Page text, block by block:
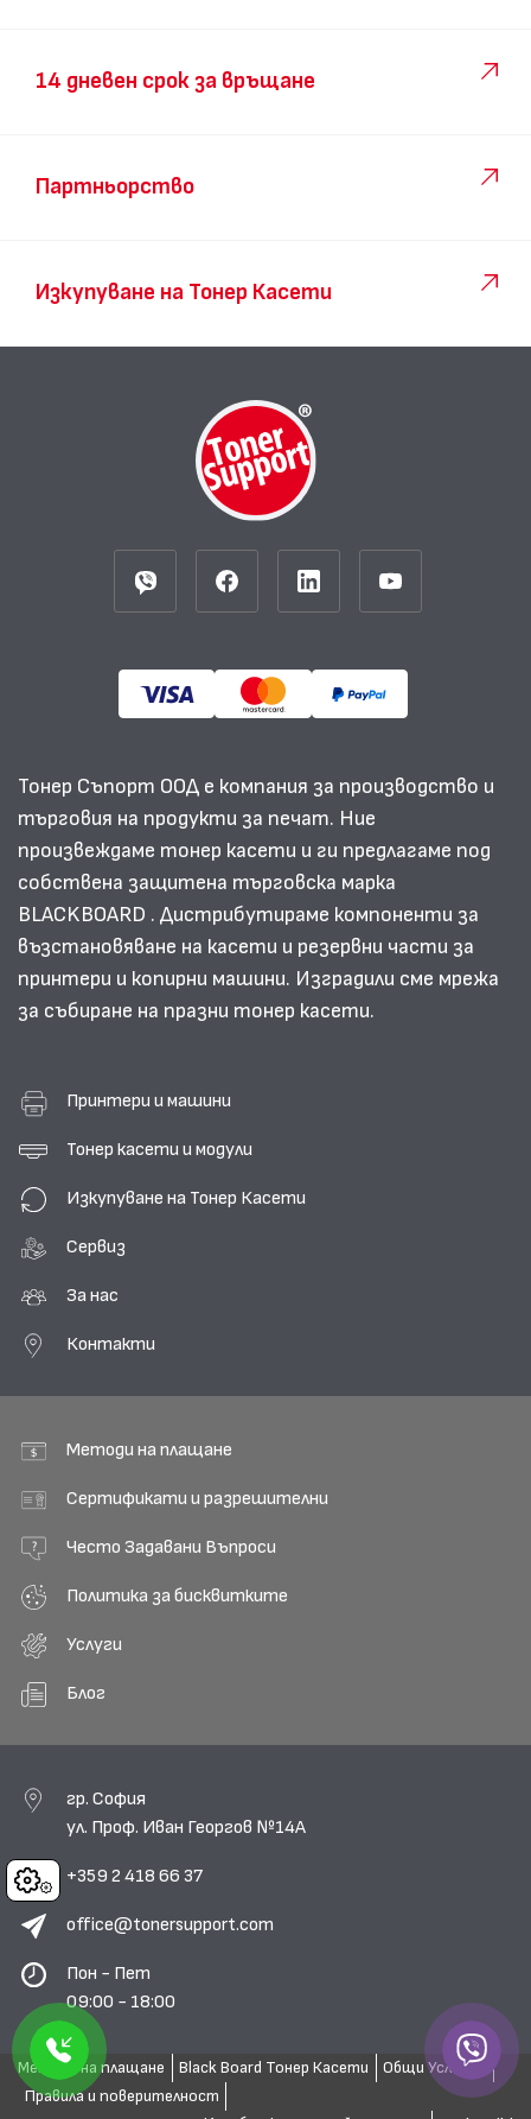
Cookies
14 дневен срок за връщане
Партньорство
Изкупуване на Тонер Касети
Тонер Съпорт ООД е компания за производство и
търговия на продукти за печат. Ние
произвеждаме тонер касети и ги предлагаме под
собствена защитена търговска марка
BLACKBOARD . Дистрибутираме компоненти за
възстановяване на касети и резервни части за
принтери и копирни машини. Изградили сме мрежа
за събиране на празни тонер касети.
Принтери и машини
Тонер касети и модули
Изкупуване на Тонер Касети
Сервиз
За нас
Контакти
Методи на плащане
Сертификати и разрешителни
Често Задавани Въпроси
Политика за бисквитките
Услуги
Блог
гр. София
ул. Проф. Иван Георгов №14А
+359 2 418 66 37
office@tonersupport.com
Пон - Пет
09:00 - 18:00
Методи на плащане Black Board Тонер Касети
Общи Условия
Правила и поверителност